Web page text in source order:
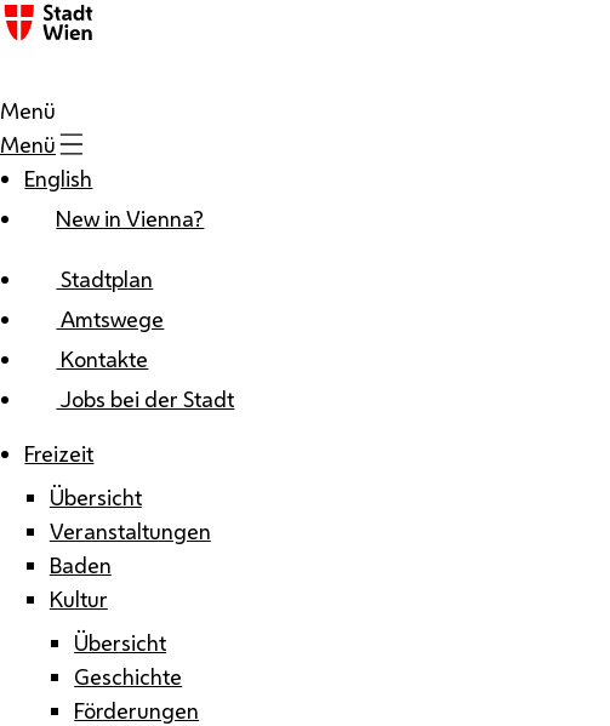
Zum Inhalt
Menü
Menü
English
New in Vienna?
Stadtplan
Amtswege
Kontakte
Jobs bei der Stadt
Freizeit
Übersicht
Veranstaltungen
Baden
Kultur
Übersicht
Geschichte
Förderungen